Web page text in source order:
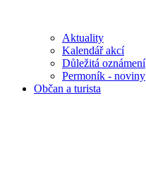
Aktuality
Kalendář akcí
Důležitá oznámení
Permoník - noviny
Občan a turista